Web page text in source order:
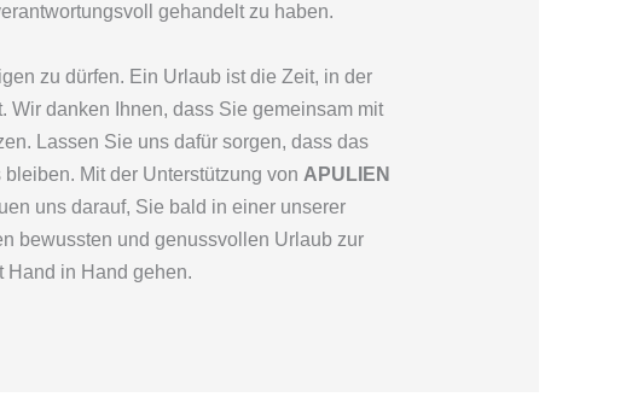
gehandelt zu haben.
zu dürfen. Ein Urlaub ist die Zeit, in der
Wir danken Ihnen, dass Sie gemeinsam mit
Lassen Sie uns dafür sorgen, dass das
Mit der Unterstützung von APULIEN
uns darauf, Sie bald in einer unserer
bewussten und genussvollen Urlaub zur
Hand in Hand gehen.